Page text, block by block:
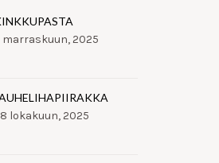
marraskuun, 2025
lokakuun, 2025